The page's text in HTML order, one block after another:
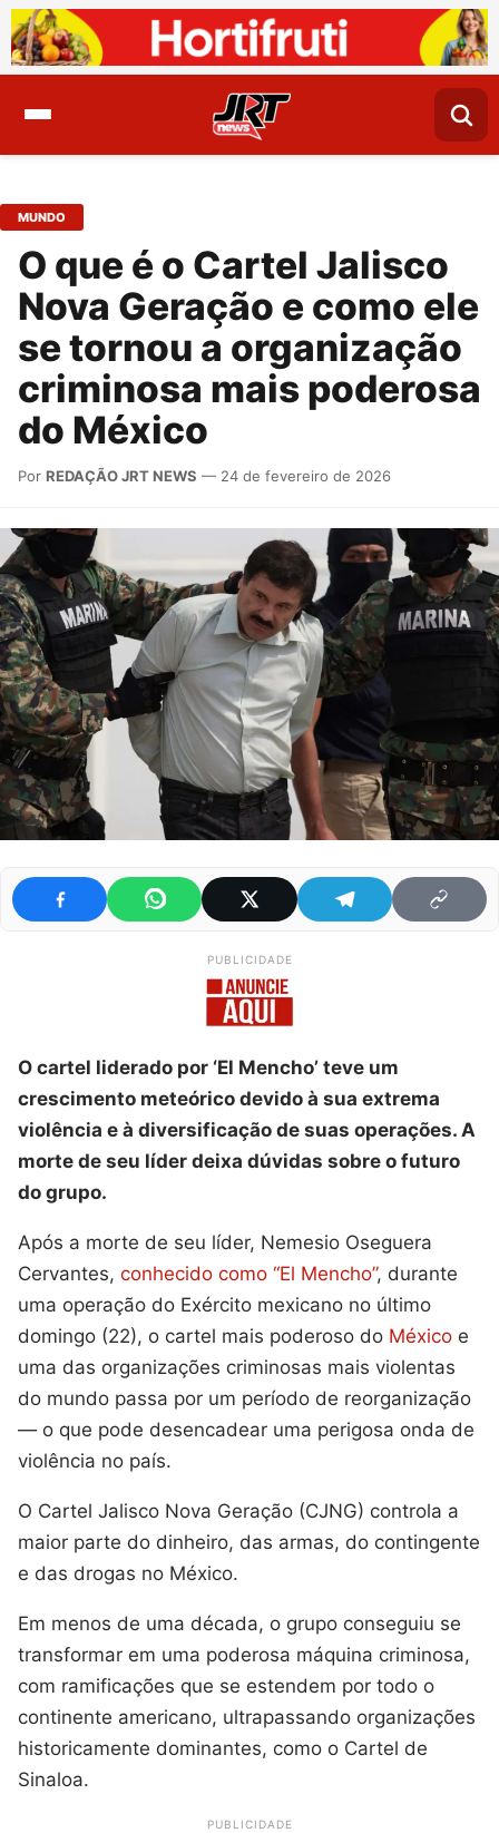
MUNDO
O que é o Cartel Jalisco
Nova Geração e como ele
se tornou a organização
criminosa mais poderosa
do México
Por REDAÇÃO JRT NEWS — 24 de fevereiro de 2026
PUBLICIDADE
O cartel liderado por ‘El Mencho’ teve um
crescimento meteórico devido à sua extrema
violência e à diversificação de suas operações. A
morte de seu líder deixa dúvidas sobre o futuro
do grupo.
Após a morte de seu líder, Nemesio Oseguera
Cervantes, conhecido como “El Mencho”, durante
uma operação do Exército mexicano no último
domingo (22), o cartel mais poderoso do México e
uma das organizações criminosas mais violentas
do mundo passa por um período de reorganização
— o que pode desencadear uma perigosa onda de
violência no país.
O Cartel Jalisco Nova Geração (CJNG) controla a
maior parte do dinheiro, das armas, do contingente
e das drogas no México.
Em menos de uma década, o grupo conseguiu se
transformar em uma poderosa máquina criminosa,
com ramificações que se estendem por todo o
continente americano, ultrapassando organizações
historicamente dominantes, como o Cartel de
Sinaloa.
PUBLICIDADE